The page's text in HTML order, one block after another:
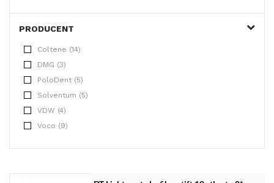
PRODUCENT
Coltene (14)
DMG (3)
PoloDent (5)
Solventum (5)
VDW (4)
Voco (9)